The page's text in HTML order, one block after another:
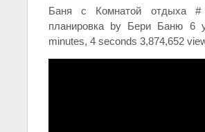
Баня с Комнатой отдыха
планировка by Бери Баню 6
minutes, 4 seconds 3,874,652